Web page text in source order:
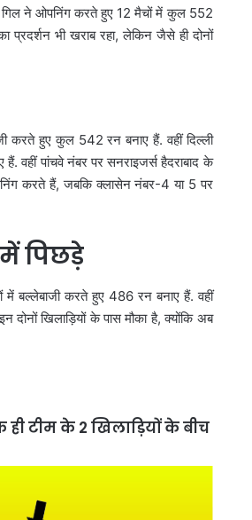
ने ओपनिंग करते हुए 12 मैचों में कुल 552
भी खराब रहा, लेकिन जैसे ही दोनों
करते हुए कुल 542 रन बनाए हैं. वहीं दिल्ली
पांचवे नंबर पर सनराइजर्स हैदराबाद के
करते हैं, जबकि क्लासेन नंबर-4 या 5 पर
पिछड़े
बल्लेबाजी करते हुए 486 रन बनाए हैं. वहीं
खिलाड़ियों के पास मौका है, क्योंकि अब
टीम के 2 खिलाड़ियों के बीच